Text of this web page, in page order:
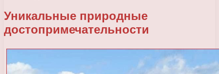
Уникальные природные
достопримечательности